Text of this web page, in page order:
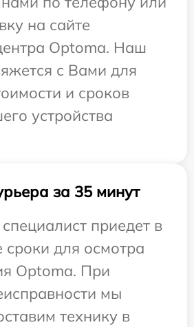
на сайте
Optoma. Наш
с Вами для
и сроков
устройства
за 35 минут
приедет в
сроки для осмотра
Optoma. При
мы
технику в